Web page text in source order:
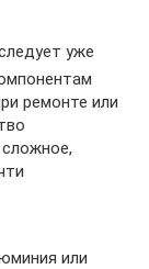
уже
ремонте или
или